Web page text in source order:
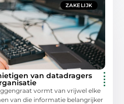
ZAKELIJK
van datadragers
vormt van vrijwel elke
van die informatie belangrijker